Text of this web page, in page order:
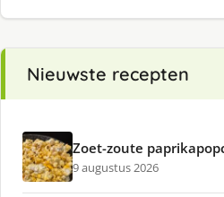
Nieuwste recepten
Zoet-zoute
9 augustus 2026